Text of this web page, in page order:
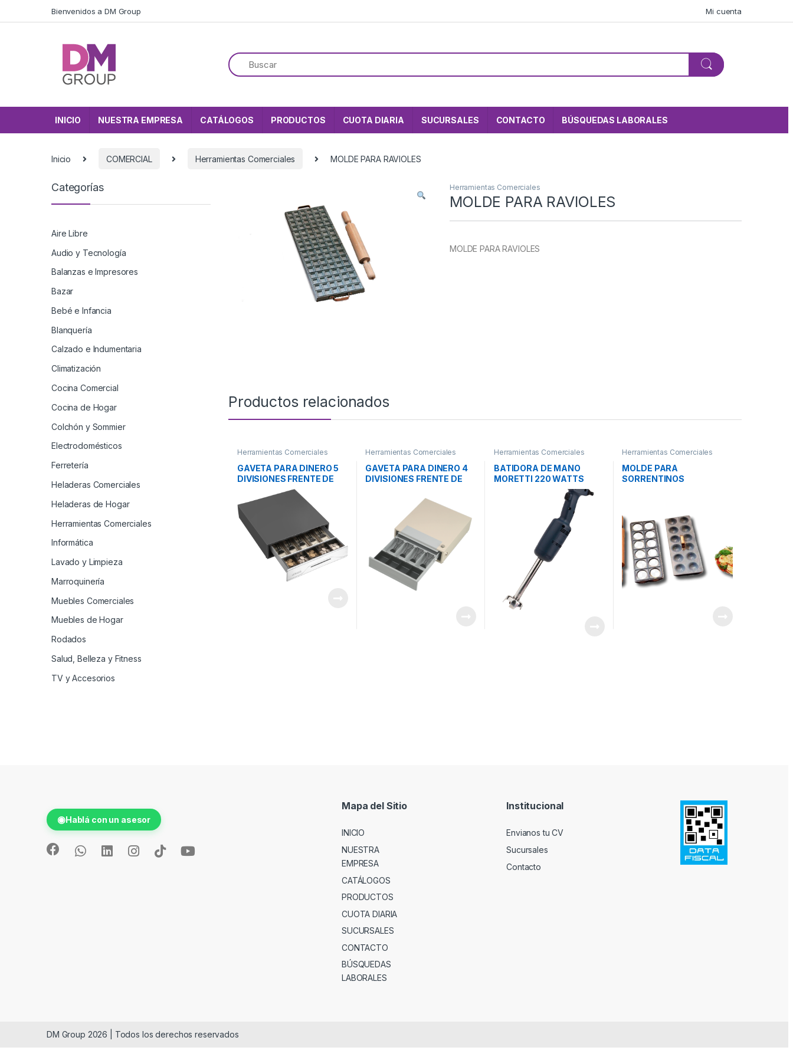
Bienvenidos a DM Group Mi cuenta
INICIO NUESTRA EMPRESA CATÁLOGOS PRODUCTOS CUOTA DIARIA SUCURSALES CONTACTO BÚSQUEDAS LABORALES
Inicio COMERCIAL Herramientas Comerciales MOLDE PARA RAVIOLES
Herramientas Comerciales
MOLDE PARA RAVIOLES
MOLDE PARA RAVIOLES
Productos relacionados
Herramientas Comerciales
GAVETA PARA DINERO 5
DIVISIONES FRENTE DE
ACERO 140
Herramientas Comerciales
GAVETA PARA DINERO 4
DIVISIONES FRENTE DE
Herramientas Comerciales
BATIDORA DE MANO
MORETTI 220 WATTS
Herramientas Comerciales
MOLDE PARA
SORRENTINOS
Categorías
Aire Libre
Audio y Tecnología
Balanzas e Impresores
Bazar
Bebé e Infancia
Blanquería
Calzado e Indumentaria
Climatización
Cocina Comercial
Cocina de Hogar
Colchón y Sommier
Electrodomésticos
Ferretería
Heladeras Comerciales
Heladeras de Hogar
Herramientas Comerciales
Informática
Lavado y Limpieza
Marroquinería
Muebles Comerciales
Muebles de Hogar
Rodados
Salud, Belleza y Fitness
TV y Accesorios
◉Hablá con un asesor
Mapa del Sitio
INICIO
NUESTRA
EMPRESA
CATÁLOGOS
PRODUCTOS
CUOTA DIARIA
SUCURSALES
CONTACTO
BÚSQUEDAS
LABORALES
Institucional
Envianos tu CV
Sucursales
Contacto
DM Group 2026 | Todos los derechos reservados